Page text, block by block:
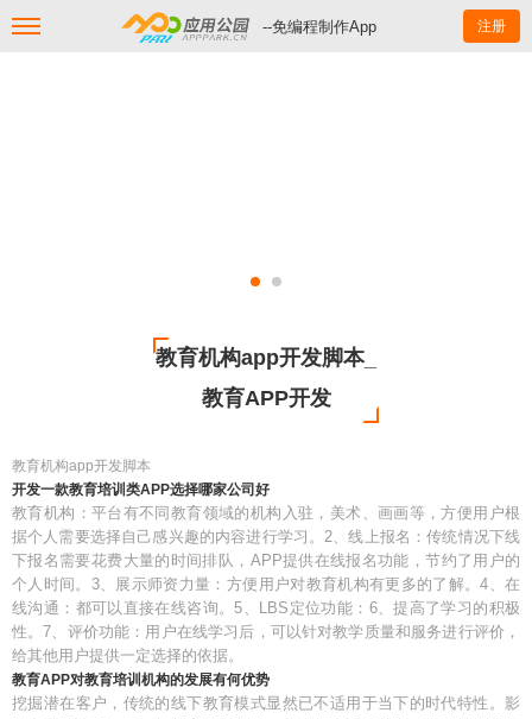
--免编程制作App 注册
教育机构app开发脚本_
教育APP开发
教育机构app开发脚本
开发一款教育培训类APP选择哪家公司好
教育机构：平台有不同教育领域的机构入驻，美术、画画等，方便用户根
据个人需要选择自己感兴趣的内容进行学习。2、线上报名：传统情况下线
下报名需要花费大量的时间排队，APP提供在线报名功能，节约了用户的
个人时间。3、展示师资力量：方便用户对教育机构有更多的了解。4、在
线沟通：都可以直接在线咨询。5、LBS定位功能：6、提高了学习的积极
性。7、评价功能：用户在线学习后，可以针对教学质量和服务进行评价，
给其他用户提供一定选择的依据。
教育APP对教育培训机构的发展有何优势
挖掘潜在客户，传统的线下教育模式显然已不适用于当下的时代特性。影